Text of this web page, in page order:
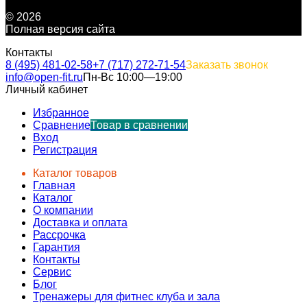
© 2026
Полная версия сайта
Контакты
8 (495) 481-02-58+7 (717) 272-71-54Заказать звонок
info@open-fit.ruПн-Вс 10:00—19:00
Личный кабинет
Избранное
СравнениеТовар в сравнении
Вход
Регистрация
Каталог товаров
Главная
Каталог
О компании
Доставка и оплата
Рассрочка
Гарантия
Контакты
Сервис
Блог
Тренажеры для фитнес клуба и зала